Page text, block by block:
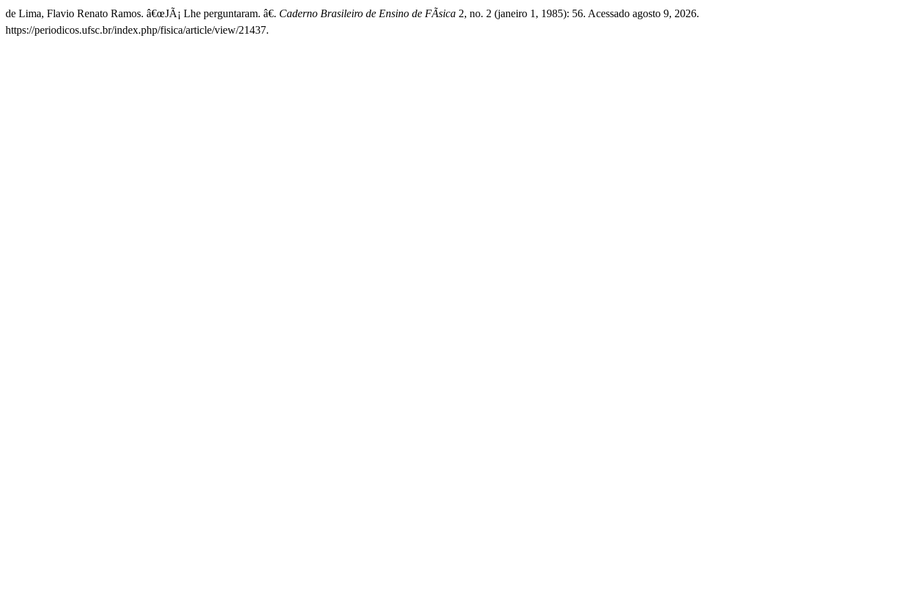
de Lima, Flavio Renato Ramos. â€œJÃ¡ Lhe perguntaram. â€. Caderno Brasileiro de Ensino de FÃ­sica 2, no. 2 (janeiro 1, 1985): 56. Acessado agosto 9, 2026.
https://periodicos.ufsc.br/index.php/fisica/article/view/21437.